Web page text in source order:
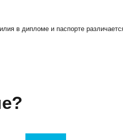
в дипломе и паспорте